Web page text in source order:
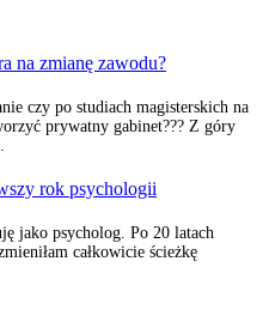
na zmianę zawodu?
czy po studiach magisterskich na
prywatny gabinet??? Z góry
rok psychologii
jako psycholog. Po 20 latach
całkowicie ścieżkę